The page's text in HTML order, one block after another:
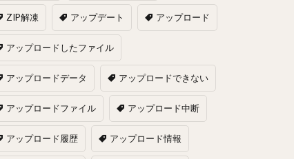
ZIP解凍 アップデート アップロード
アップロードしたファイル
アップロードデータ アップロードできない
アップロードファイル アップロード中断
アップロード履歴 アップロード情報